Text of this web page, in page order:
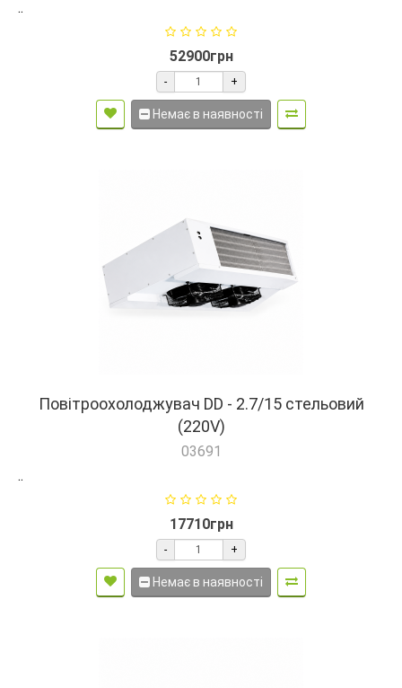
..
52900грн
- +
Немає в наявності
Повітроохолоджувач DD - 2.7/15 стельовий
(220V)
03691
..
17710грн
- +
Немає в наявності